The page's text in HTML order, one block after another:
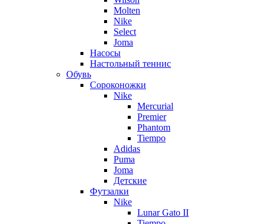
Molten
Nike
Select
Joma
Насосы
Настольный теннис
Обувь
Сороконожки
Nike
Mercurial
Premier
Phantom
Tiempo
Adidas
Puma
Joma
Детские
Футзалки
Nike
Lunar Gato II